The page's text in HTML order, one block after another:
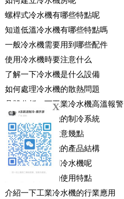
螺桿式冷水機有哪些特點呢
知道低溫冷水機有哪些特點嗎
一般冷水機需要用到哪些配件
使用冷水機時要注意什么
了解一下冷水機是什么設備
如何處理冷水機的散熱問題
具體分析一下工業冷水機高溫報警
了解一下冷水機的制冷系統
使用冷水機要注意幾點
介紹一下冷水機的產品結構
夏季該如何使用冷水機呢
講一講冷水機的使用特點
介紹一下工業冷水機的行業應用
X